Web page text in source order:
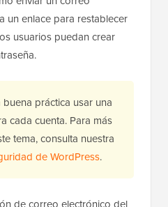
un enlace para restablecer
usuarios puedan crear
buena práctica usar una
cada cuenta. Para más
tema, consulta nuestra
de WordPress.